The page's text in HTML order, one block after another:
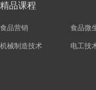
精品课程
食品营销 食品微
机械制造技术 电工技